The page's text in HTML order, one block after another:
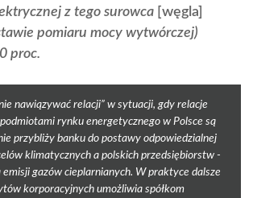
z tego surowca [węgla]
pomiaru mocy wytwórczej)
proc.
nawiązywać relacji” w sytuacji, gdy relacje
rynku energetycznego w Polsce są
przybliży banku do postawy odpowiedzialnej
klimatycznych a polskich przedsiębiorstw -
emisji gazów cieplarnianych. W praktyce dalsze
korporacyjnych umożliwia spółkom